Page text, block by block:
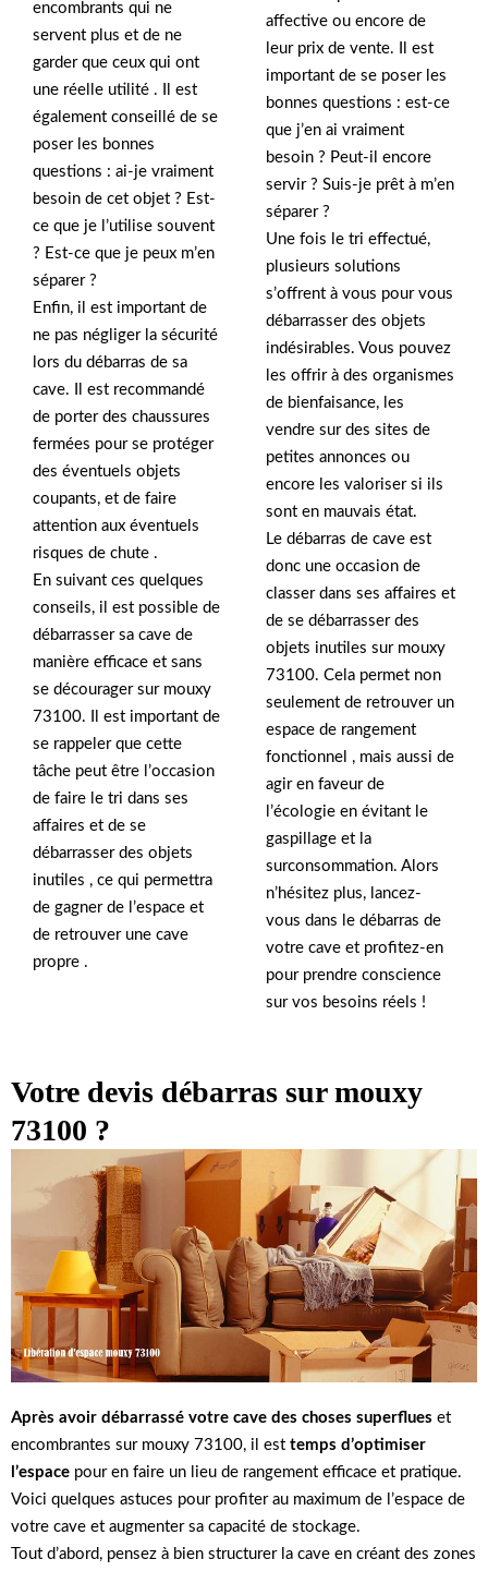
encombrants qui ne
servent plus et de ne
garder que ceux qui ont
une réelle utilité . Il est
également conseillé de se
poser les bonnes
questions : ai-je vraiment
besoin de cet objet ? Est-
ce que je l’utilise souvent
? Est-ce que je peux m’en
séparer ?
Enfin, il est important de
ne pas négliger la sécurité
lors du débarras de sa
cave. Il est recommandé
de porter des chaussures
fermées pour se protéger
des éventuels objets
coupants, et de faire
attention aux éventuels
risques de chute .
En suivant ces quelques
conseils, il est possible de
débarrasser sa cave de
manière efficace et sans
se décourager sur mouxy
73100. Il est important de
se rappeler que cette
tâche peut être l’occasion
de faire le tri dans ses
affaires et de se
débarrasser des objets
inutiles , ce qui permettra
de gagner de l’espace et
de retrouver une cave
propre .
affective ou encore de
leur prix de vente. Il est
important de se poser les
bonnes questions : est-ce
que j’en ai vraiment
besoin ? Peut-il encore
servir ? Suis-je prêt à m’en
séparer ?
Une fois le tri effectué,
plusieurs solutions
s’offrent à vous pour vous
débarrasser des objets
indésirables. Vous pouvez
les offrir à des organismes
de bienfaisance, les
vendre sur des sites de
petites annonces ou
encore les valoriser si ils
sont en mauvais état.
Le débarras de cave est
donc une occasion de
classer dans ses affaires et
de se débarrasser des
objets inutiles sur mouxy
73100. Cela permet non
seulement de retrouver un
espace de rangement
fonctionnel , mais aussi de
agir en faveur de
l’écologie en évitant le
gaspillage et la
surconsommation. Alors
n’hésitez plus, lancez-
vous dans le débarras de
votre cave et profitez-en
pour prendre conscience
sur vos besoins réels !
Votre devis débarras sur mouxy
73100 ?
Après avoir débarrassé votre cave des choses superflues et
encombrantes sur mouxy 73100, il est temps d’optimiser
l’espace pour en faire un lieu de rangement efficace et pratique.
Voici quelques astuces pour profiter au maximum de l’espace de
votre cave et augmenter sa capacité de stockage.
Tout d’abord, pensez à bien structurer la cave en créant des zones